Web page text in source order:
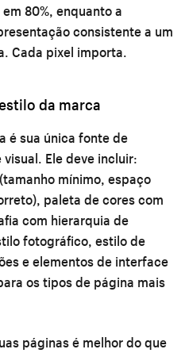
80%, enquanto a
consistente a um
Cada pixel importa.
da marca
é sua única fonte de
Ele deve incluir:
mínimo, espaço
paleta de cores com
com hierarquia de
fotográfico, estilo de
e elementos de interface
os tipos de página mais
páginas é melhor do que